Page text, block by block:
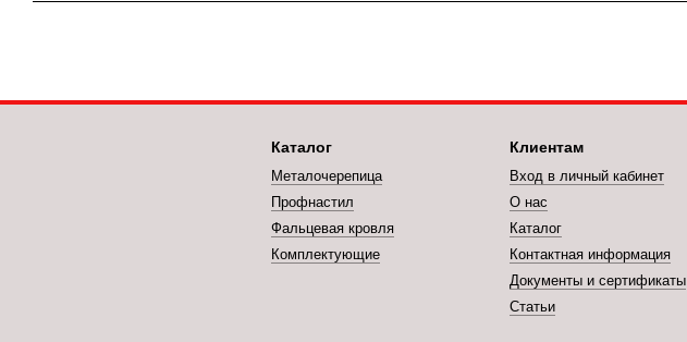
Каталог
Металочерепица
Профнастил
Фальцевая кровля
Комплектующие
Клиентам
Вход в личный кабинет
О нас
Каталог
Контактная информация
Документы и сертификаты
Статьи